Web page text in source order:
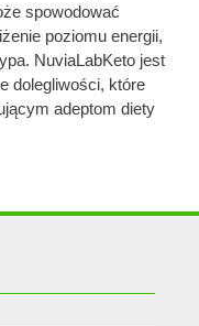
spowodować
poziomu energii,
NuviaLabKeto jest
dolegliwości, które
adeptom diety